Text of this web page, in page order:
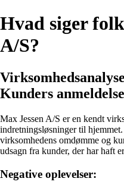
Hvad siger
A/S?
Kunders
Max Jessen A/S er en kendt
indretningsløsninger til
virksomhedens omdømme og
udsagn fra kunder, der har haft
Negative oplevelser: